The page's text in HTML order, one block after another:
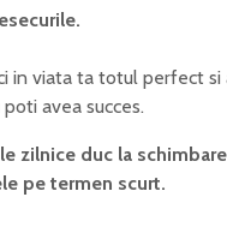
in viata ta totul perfect si
avea succes.
zilnice duc la
pe termen scurt.